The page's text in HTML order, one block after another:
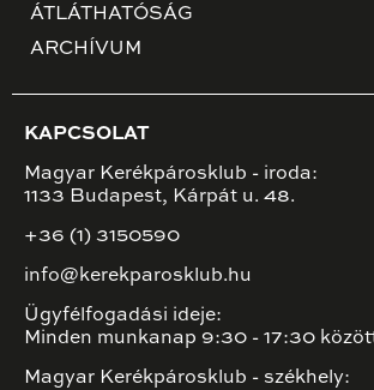
ÁTLÁTHATÓSÁG
ARCHÍVUM
KAPCSOLAT
Magyar Kerékpárosklub - iroda:
1133 Budapest, Kárpát u. 48.
+36 (1) 3150590
info@kerekparosklub.hu
Ügyfélfogadási ideje:
Minden munkanap 9:30 - 17:30
Magyar Kerékpárosklub - székhely: